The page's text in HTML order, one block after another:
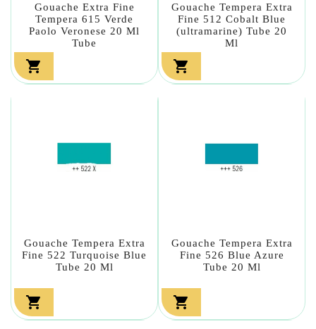
Gouache Extra Fine
Tempera 615 Verde
Paolo Veronese 20 Ml
Tube

Gouache Tempera Extra
Fine 512 Cobalt Blue
(ultramarine) Tube 20
Ml

Gouache Tempera Extra
Fine 522 Turquoise Blue
Tube 20 Ml

Gouache Tempera Extra
Fine 526 Blue Azure
Tube 20 Ml
